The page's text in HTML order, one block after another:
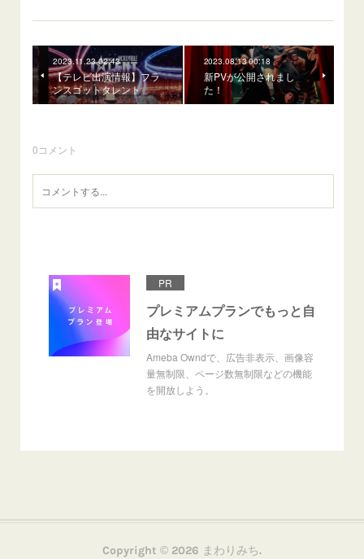
2023.11.23 02:43
【テレビ出演情報】フラ
ンスゴットタレント
2023.08.13 00:18
新PVが公開されまし
た！
0コメント
PR
プレミアムプランでもっと自
由なサイトに
Ameba Owndで、広告非表示、画像容
量無制限、ページ数無制限などの機能
を開放しよう。
Copyright © 2026 まわりみち.